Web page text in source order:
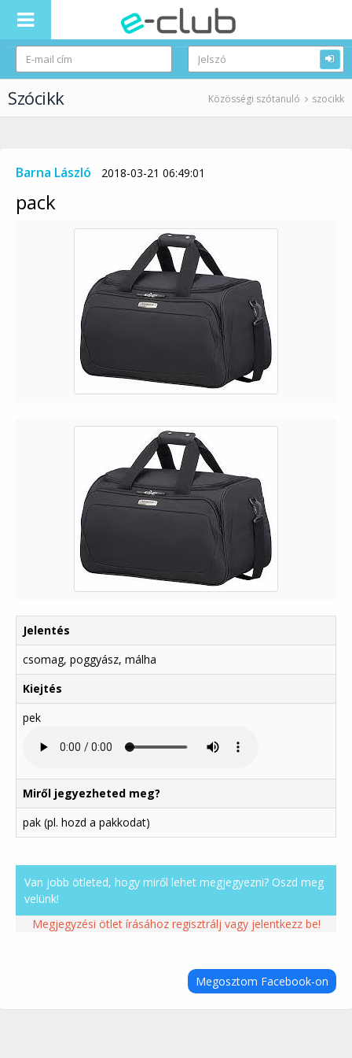
Szócikk Közösségi szótanuló szocikk
Barna László 2018-03-21 06:49:01
pack
Jelentés
csomag, poggyász, málha
Kiejtés
pek
Miről jegyezheted meg?
pak (pl. hozd a pakkodat)
Van jobb ötleted, hogy miről lehet megjegyezni? Oszd meg
velünk!
Megjegyzési ötlet írásához regisztrálj vagy jelentkezz be!
Megosztom Facebook-on